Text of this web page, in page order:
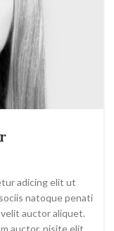
adicing elit ut
natoque penati
auctor aliquet.
auctor, nisite elit